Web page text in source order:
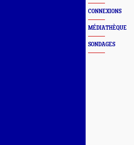
CONNEXIONS
MÉDIATHÈQUE
SONDAGES